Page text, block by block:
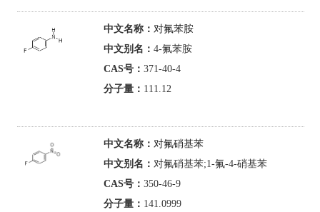
中文名称： 对氟苯胺
中文别名： 4-氟苯胺
CAS号： 371-40-4
分子量： 111.12
中文名称： 对氟硝基苯
中文别名： 对氟硝基苯;1-氟-4-硝基苯
CAS号： 350-46-9
分子量： 141.0999